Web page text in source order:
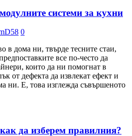
системи за кухни
0
в дома ни, твърде тесните стаи,
все по-често да
които да ни помогнат в
от дефекта да извлекат ефект и
ни. Е, това изглежда съвършеното
да изберем правилния?